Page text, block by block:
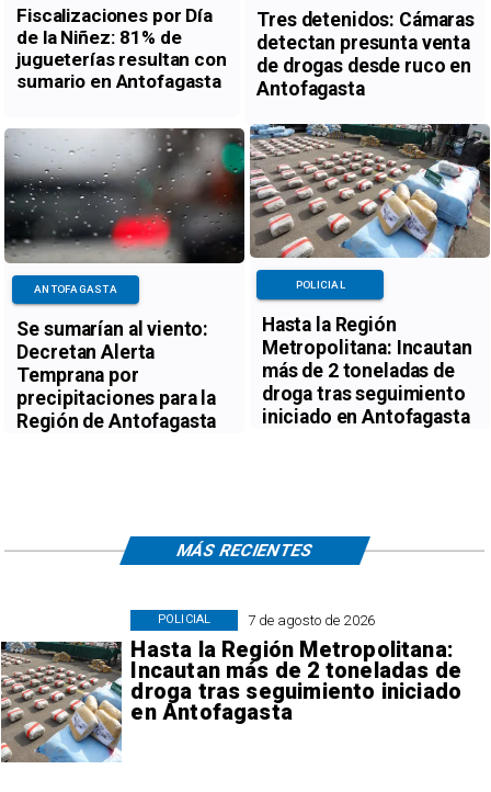
Fiscalizaciones por Día
de la Niñez: 81% de
jugueterías resultan con
sumario en Antofagasta
Tres detenidos: Cámaras
detectan presunta venta
de drogas desde ruco en
Antofagasta
Se sumarían al viento:
Decretan Alerta
Temprana por
precipitaciones para la
Región de Antofagasta
ANTOFAGASTA
Hasta la Región
Metropolitana: Incautan
más de 2 toneladas de
droga tras seguimiento
iniciado en Antofagasta
POLICIAL
7 de agosto de 2026
Hasta la Región Metropolitana:
Incautan más de 2 toneladas de
droga tras seguimiento iniciado
en Antofagasta
POLICIAL
MÁS RECIENTES